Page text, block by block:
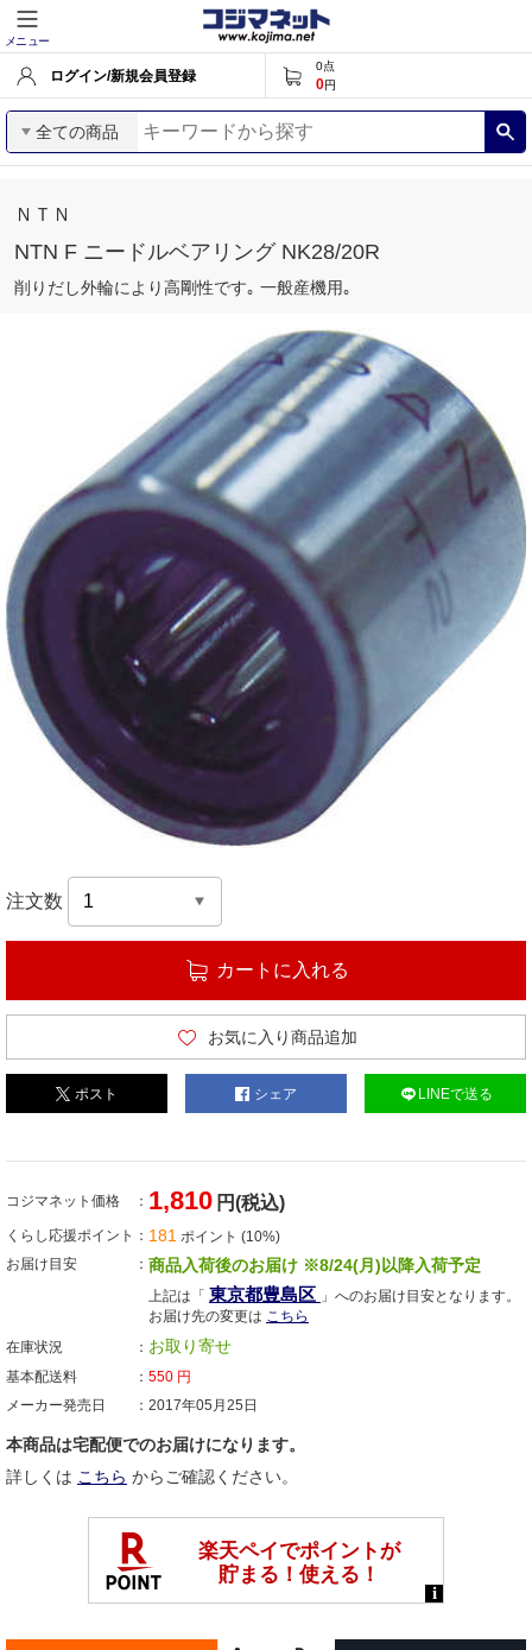
メニュー
ログイン/新規会員登録
0点
0円
全ての商品
ＮＴＮ
NTN F ニードルベアリング NK28/20R
削りだし外輪により高剛性です｡ 一般産機用｡
注文数
カートに入れる
お気に入り商品追加
ポスト シェア LINEで送る
コジマネット価格 1,810 円(税込)
くらし応援ポイント 181 ポイント (10%)
お届け目安
商品入荷後のお届け ※8/24(月)以降入荷予定
上記は「 東京都豊島区 」へのお届け目安となります。
お届け先の変更は こちら
在庫状況
お取り寄せ
基本配送料 550 円
メーカー発売日
2017年05月25日
本商品は宅配便でのお届けになります。
詳しくは こちら からご確認ください。